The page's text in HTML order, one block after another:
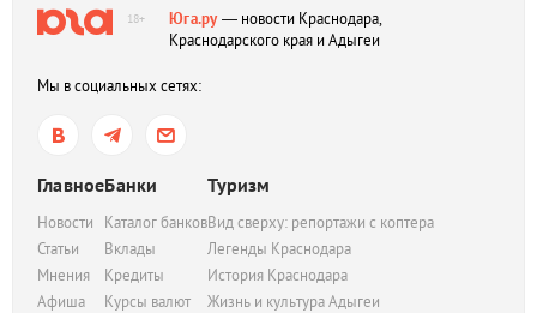
18+ Юга.ру— новости Краснодара,
Краснодарского края и Адыгеи
Мы в социальных сетях:
Главное
Новости
Статьи
Мнения
Афиша
Банки
Каталог банков
Вклады
Кредиты
Курсы валют
Туризм
Вид сверху: репортажи с коптера
Легенды Краснодара
История Краснодара
Жизнь и культура Адыгеи